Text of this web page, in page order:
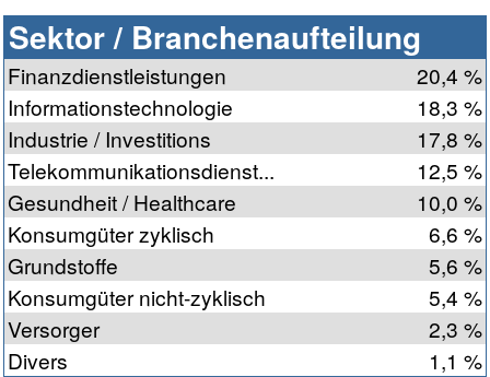
Sektor / Branchenaufteilung
Finanzdienstleistungen
20,4 %
Informationstechnologie
18,3 %
Industrie / Investitions
17,8 %
Telekommunikationsdienst...
12,5 %
Gesundheit / Healthcare
10,0 %
Konsumgüter zyklisch
6,6 %
Grundstoffe
5,6 %
Konsumgüter nicht-zyklisch
5,4 %
Versorger
2,3 %
Divers
1,1 %